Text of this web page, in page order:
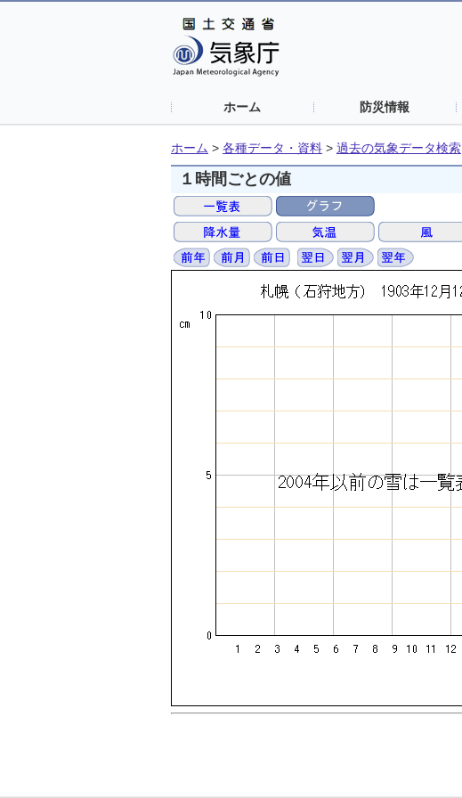
ホーム 防災情報
ホーム > 各種データ・資料 > 過去の気象データ検索
１時間ごとの値